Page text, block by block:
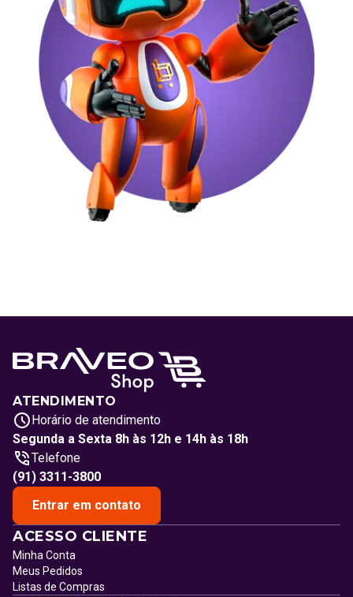
ATENDIMENTO
Horário de atendimento
Segunda a Sexta 8h às 12h e 14h às 18h
Telefone
(91) 3311-3800
Entrar em contato
ACESSO CLIENTE
Minha Conta
Meus Pedidos
Listas de Compras